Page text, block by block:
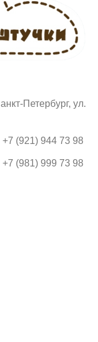
Петербург, ул.
(921) 944 73 98
(981) 999 73 98